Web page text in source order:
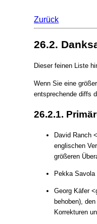
Zurück
26.2.
Dieser feinen Liste
Wenn Sie eine
entsprechende diffs
26.2.1.
David Ranch
englischen
größeren
Pekka
Georg Käfer
behoben),
Korrekturen